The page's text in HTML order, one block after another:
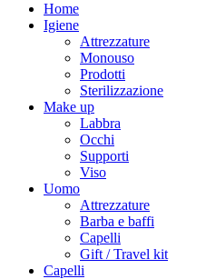
Home
Igiene
Attrezzature
Monouso
Prodotti
Sterilizzazione
Make up
Labbra
Occhi
Supporti
Viso
Uomo
Attrezzature
Barba e baffi
Capelli
Gift / Travel kit
Capelli